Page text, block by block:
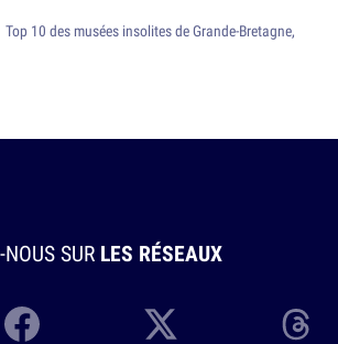
Top 10 des musées insolites de Grande-Bretagne,
SUR LES RÉSEAUX